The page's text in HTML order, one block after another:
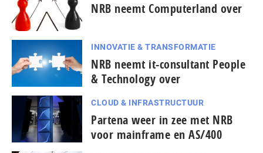
NRB neemt Computerland over
INNOVATIE & TRANSFORMATIE
NRB neemt it-consultant People
& Technology over
CLOUD & INFRASTRUCTUUR
Partena weer in zee met NRB
voor mainframe en AS/400